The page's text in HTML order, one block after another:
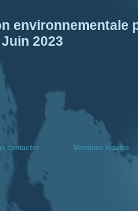
environnementale
2023
contacter Mentions légales